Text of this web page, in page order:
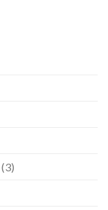
(3)